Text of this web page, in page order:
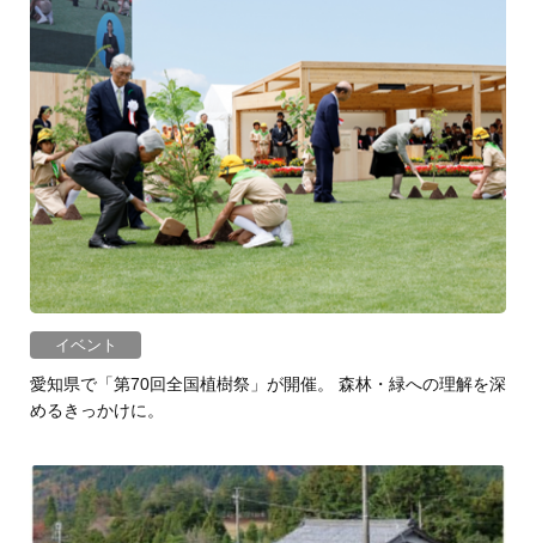
イベント
愛知県で「第70回全国植樹祭」が開催。 森林・緑への理解を深
めるきっかけに。